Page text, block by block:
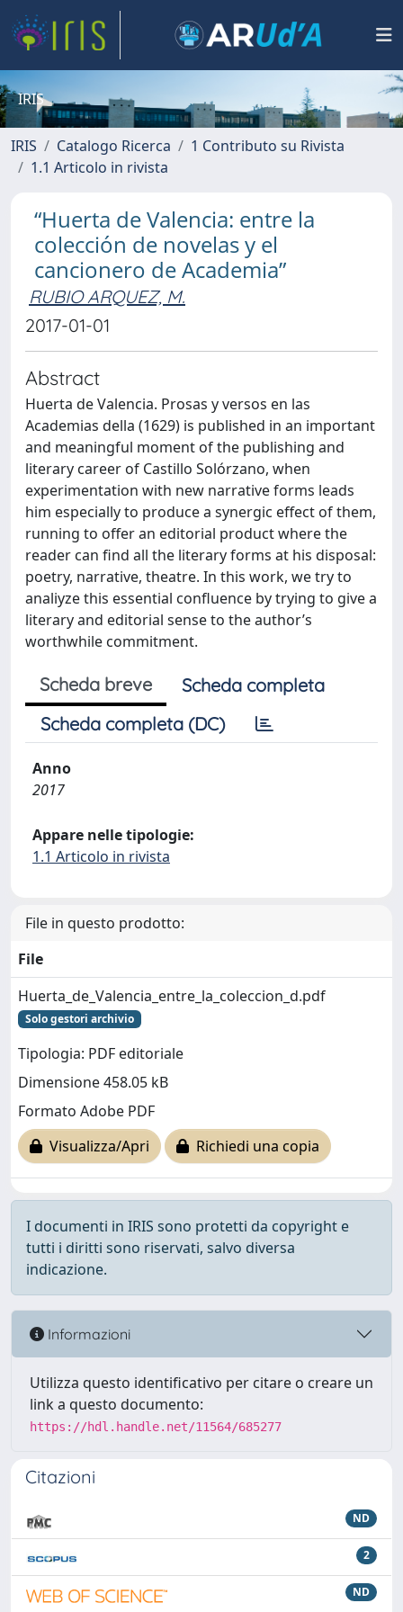
IRIS
IRIS Catalogo Ricerca
1 Contributo su Rivista
1.1 Articolo in rivista
“Huerta de Valencia: entre la
colección de novelas y el
cancionero de Academia”
RUBIO ARQUEZ, M.
2017-01-01
Abstract
Huerta de Valencia. Prosas y versos en las
Academias della (1629) is published in an important
and meaningful moment of the publishing and
literary career of Castillo Solórzano, when
experimentation with new narrative forms leads
him especially to produce a synergic effect of them,
running to offer an editorial product where the
reader can find all the literary forms at his disposal:
poetry, narrative, theatre. In this work, we try to
analiyze this essential confluence by trying to give a
literary and editorial sense to the author’s
worthwhile commitment.
Scheda breve
Scheda completa
Scheda completa (DC)
Anno
2017
Appare nelle tipologie:
1.1 Articolo in rivista
File in questo prodotto:
File
Huerta_de_Valencia_entre_la_coleccion_d.pdf
Solo gestori archivio
Tipologia: PDF editoriale
Dimensione 458.05 kB
Formato Adobe PDF
Visualizza/Apri
Richiedi una copia
I documenti in IRIS sono protetti da copyright e
tutti i diritti sono riservati, salvo diversa
indicazione.
Informazioni
Utilizza questo identificativo per citare o creare un
link a questo documento:
https://hdl.handle.net/11564/685277
Citazioni
ND
2
ND